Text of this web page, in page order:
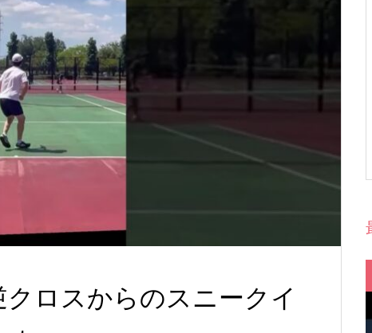
クロスからのスニークイ